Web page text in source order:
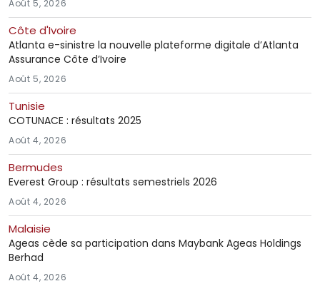
Août 5, 2026
Côte d'Ivoire
Atlanta e-sinistre la nouvelle plateforme digitale d’Atlanta
Assurance Côte d’Ivoire
Août 5, 2026
Tunisie
COTUNACE : résultats 2025
Août 4, 2026
Bermudes
Everest Group : résultats semestriels 2026
Août 4, 2026
Malaisie
Ageas cède sa participation dans Maybank Ageas Holdings
Berhad
Août 4, 2026